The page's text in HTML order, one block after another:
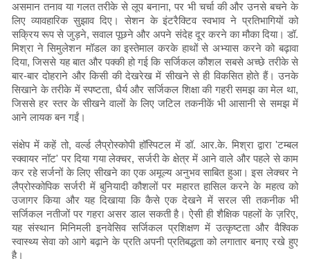
असमान तनाव या गलत तरीके से लूप बनाना, पर भी चर्चा की और उनसे बचने के
लिए व्यावहारिक सुझाव दिए। सेशन के इंटरैक्टिव स्वभाव ने प्रतिभागियों को
सक्रिय रूप से जुड़ने, सवाल पूछने और अपने संदेह दूर करने का मौका दिया। डॉ.
मिश्रा ने सिमुलेशन मॉडल का इस्तेमाल करके हाथों से अभ्यास करने को बढ़ावा
दिया, जिससे यह बात और पक्की हो गई कि सर्जिकल कौशल सबसे अच्छे तरीके से
बार-बार दोहराने और किसी की देखरेख में सीखने से ही विकसित होते हैं। उनके
सिखाने के तरीके में स्पष्टता, धैर्य और सर्जिकल शिक्षा की गहरी समझ का मेल था,
जिससे हर स्तर के सीखने वालों के लिए जटिल तकनीकें भी आसानी से समझ में
आने लायक बन गईं।
संक्षेप में कहें तो, वर्ल्ड लैप्रोस्कोपी हॉस्पिटल में डॉ. आर.के. मिश्रा द्वारा 'टम्बल
स्क्वायर नॉट' पर दिया गया लेक्चर, सर्जरी के क्षेत्र में आने वाले और पहले से काम
कर रहे सर्जनों के लिए सीखने का एक अमूल्य अनुभव साबित हुआ। इस लेक्चर ने
लैप्रोस्कोपिक सर्जरी में बुनियादी कौशलों पर महारत हासिल करने के महत्व को
उजागर किया और यह दिखाया कि कैसे एक देखने में सरल सी तकनीक भी
सर्जिकल नतीजों पर गहरा असर डाल सकती है। ऐसी ही शैक्षिक पहलों के ज़रिए,
यह संस्थान मिनिमली इनवेसिव सर्जिकल प्रशिक्षण में उत्कृष्टता और वैश्विक
स्वास्थ्य सेवा को आगे बढ़ाने के प्रति अपनी प्रतिबद्धता को लगातार बनाए रखे हुए
है।